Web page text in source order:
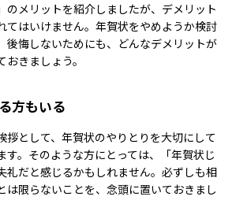
のメリットを紹介しましたが、デメリット
てはいけません。年賀状をやめようか検討
後悔しないためにも、どんなデメリットが
きましょう。
方もいる
拶として、年賀状のやりとりを大切にして
す。そのような方にとっては、「年賀状じ
礼だと感じるかもしれません。必ずしも相
は限らないことを、念頭に置いておきまし